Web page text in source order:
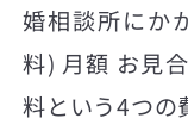
婚相談所にか
料) 月額 お見
料という4つの